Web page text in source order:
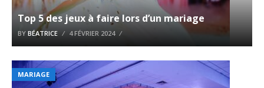
Top 5 des jeux à faire lors d’un mariage
BY BÉATRICE 4 FÉVRIER 2024
MARIAGE